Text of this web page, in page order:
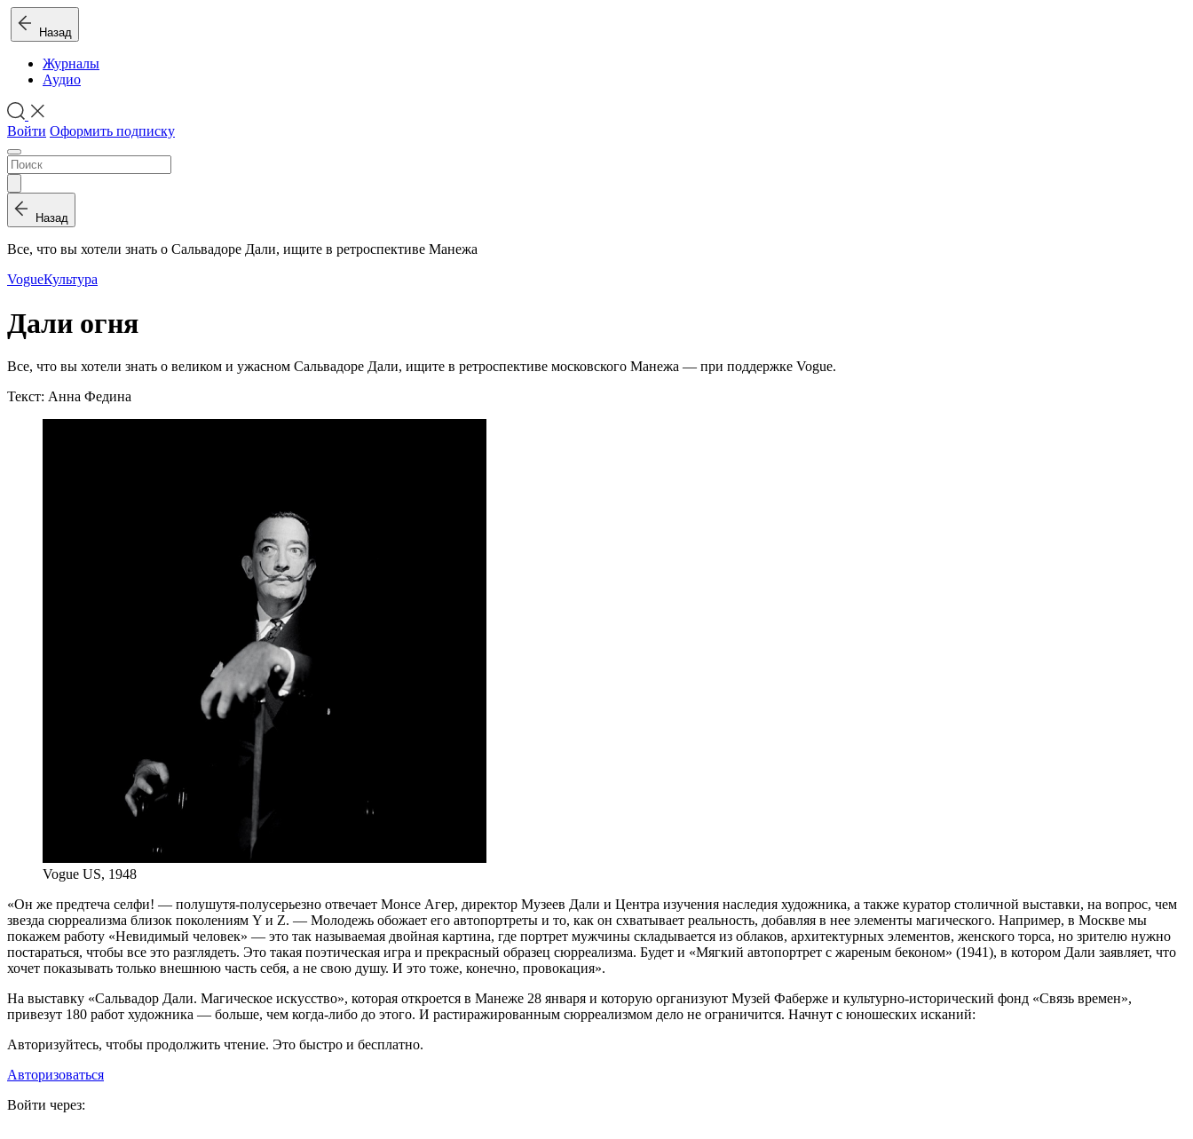
Назад
Журналы
Аудио
Войти Оформить подписку
Назад
Все, что вы хотели знать о Сальвадоре Дали, ищите в ретроспективе Манежа
VogueКультура
Дали огня
Все, что вы хотели знать о великом и ужасном Сальвадоре Дали, ищите в ретроспективе московского Манежа — при поддержке Vogue.
Текст: Анна Федина
Vogue US, 1948
«Он же предтеча селфи! — полушутя-полусерьезно отвечает Монсе Агер, директор Музеев Дали и Центра изучения наследия художника, а также куратор столичной выставки, на вопрос, чем
звезда сюрреализма близок поколениям Y и Z. — Молодежь обожает его автопортреты и то, как он схватывает реальность, добавляя в нее элементы магического. Например, в Москве мы
покажем работу «Невидимый человек» — это так называемая двойная картина, где портрет мужчины складывается из облаков, архитектурных элементов, женского торса, но зрителю нужно
постараться, чтобы все это разглядеть. Это такая поэтическая игра и прекрасный образец сюрреализма. Будет и «Мягкий автопортрет с жареным беконом» (1941), в котором Дали заявляет, что
хочет показывать только внешнюю часть себя, а не свою душу. И это тоже, конечно, провокация».
На выставку «Сальвадор Дали. Магическое искусство», которая откроется в Манеже 28 января и которую организуют Музей Фаберже и культурно-исторический фонд «Связь времен»,
привезут 180 работ художника — больше, чем когда-либо до этого. И растиражированным сюрреализмом дело не ограничится. Начнут с юношеских исканий:
Авторизуйтесь, чтобы продолжить чтение. Это быстро и бесплатно.
Авторизоваться
Войти через: